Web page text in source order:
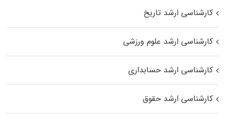
کارشناسی ارشد تاریخ
کارشناسی ارشد علوم ورزشی
کارشناسی ارشد حسابداری
کارشناسی ارشد حقوق